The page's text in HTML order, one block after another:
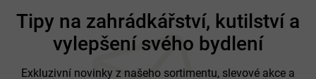
Tipy na zahrádkářství, kutilství a
vylepšení svého bydlení
Exkluzivní novinky z našeho sortimentu, slevové akce a